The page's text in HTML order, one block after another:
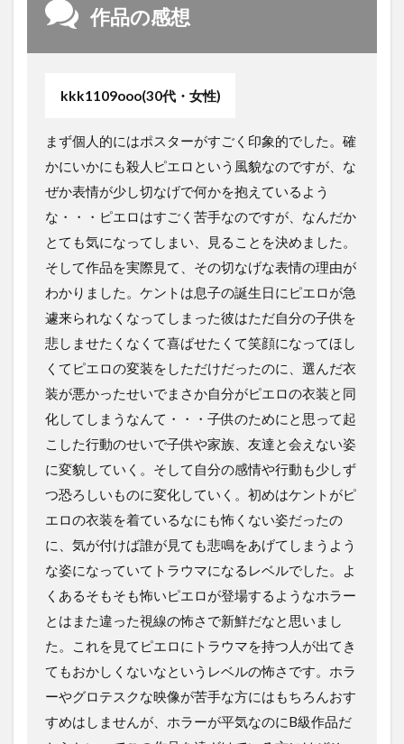
作品の感想
kkk1109ooo(30代・女性)
まず個人的にはポスターがすごく印象的でした。確
かにいかにも殺人ピエロという風貌なのですが、な
ぜか表情が少し切なげで何かを抱えているよう
な・・・ピエロはすごく苦手なのですが、なんだか
とても気になってしまい、見ることを決めました。
そして作品を実際見て、その切なげな表情の理由が
わかりました。ケントは息子の誕生日にピエロが急
遽来られなくなってしまった彼はただ自分の子供を
悲しませたくなくて喜ばせたくて笑顔になってほし
くてピエロの変装をしただけだったのに、選んだ衣
装が悪かったせいでまさか自分がピエロの衣装と同
化してしまうなんて・・・子供のためにと思って起
こした行動のせいで子供や家族、友達と会えない姿
に変貌していく。そして自分の感情や行動も少しず
つ恐ろしいものに変化していく。初めはケントがピ
エロの衣装を着ているなにも怖くない姿だったの
に、気が付けば誰が見ても悲鳴をあげてしまうよう
な姿になっていてトラウマになるレベルでした。よ
くあるそもそも怖いピエロが登場するようなホラー
とはまた違った視線の怖さで新鮮だなと思いまし
た。これを見てピエロにトラウマを持つ人が出てき
てもおかしくないなというレベルの怖さです。ホラ
ーやグロテスクな映像が苦手な方にはもちろんおす
すめはしませんが、ホラーが平気なのにB級作品だ